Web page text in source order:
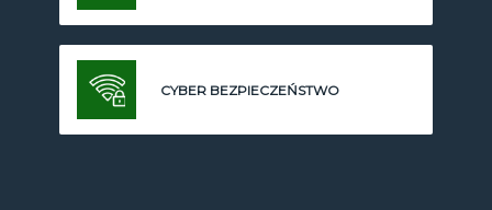
CYBER BEZPIECZEŃSTWO